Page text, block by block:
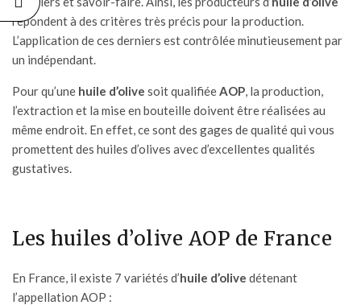
répondent à des critères très précis pour la production.
L’application de ces derniers est contrôlée minutieusement par
un indépendant.
Pour qu’une huile d’olive soit qualifiéeAOP, la production,
l’extraction et la mise en bouteille doivent être réalisées au
même endroit. En effet, ce sont des gages de qualité qui vous
promettent des huiles d’olives avec d’excellentes qualités
gustatives.
Les huiles d’olive AOP de France
En France, il existe 7 variétés d’huile d’olive détenant
l’appellation AOP :